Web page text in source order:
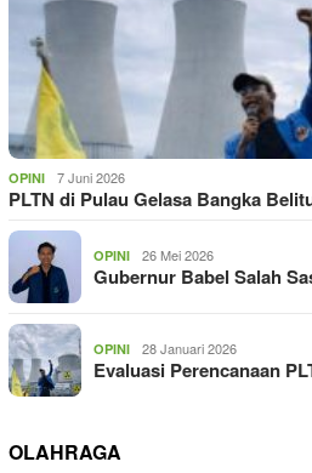
OPINI 7 Juni 2026
PLTN di Pulau Gelasa Bangka
OPINI 26 Mei 2026
Gubernur Babel Salah
OPINI 28 Januari 2026
Evaluasi Perencanaan
OLAHRAGA